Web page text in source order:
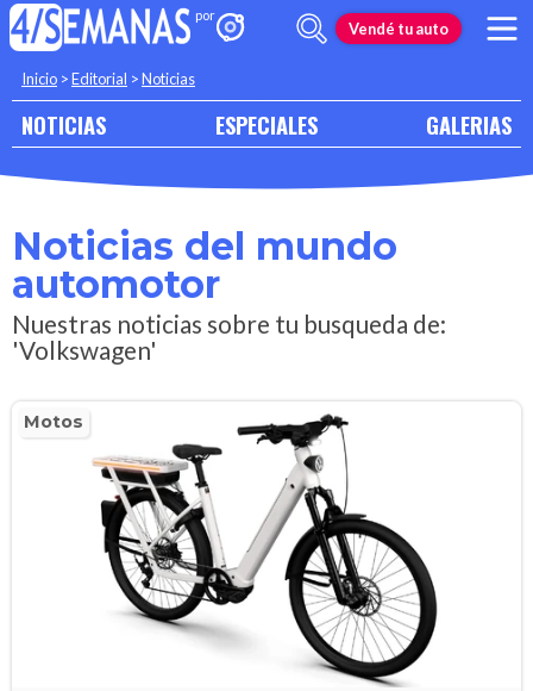
Vendé tu auto
Inicio >Editorial >Noticias
NOTICIAS ESPECIALES GALERIAS
Noticias del mundo
automotor
Nuestras noticias sobre tu busqueda de:
'Volkswagen'
Motos